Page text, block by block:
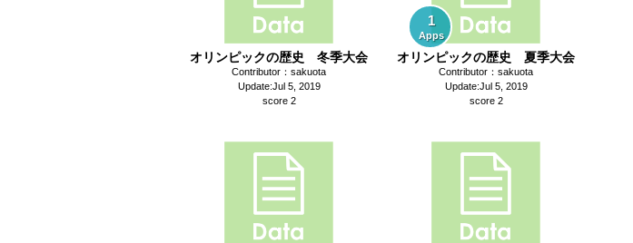
オリンピックの歴史 冬季大会
Contributor：sakuota
Update:Jul 5, 2019
score 2
1
Apps
オリンピックの歴史 夏季大会
Contributor：sakuota
Update:Jul 5, 2019
score 2